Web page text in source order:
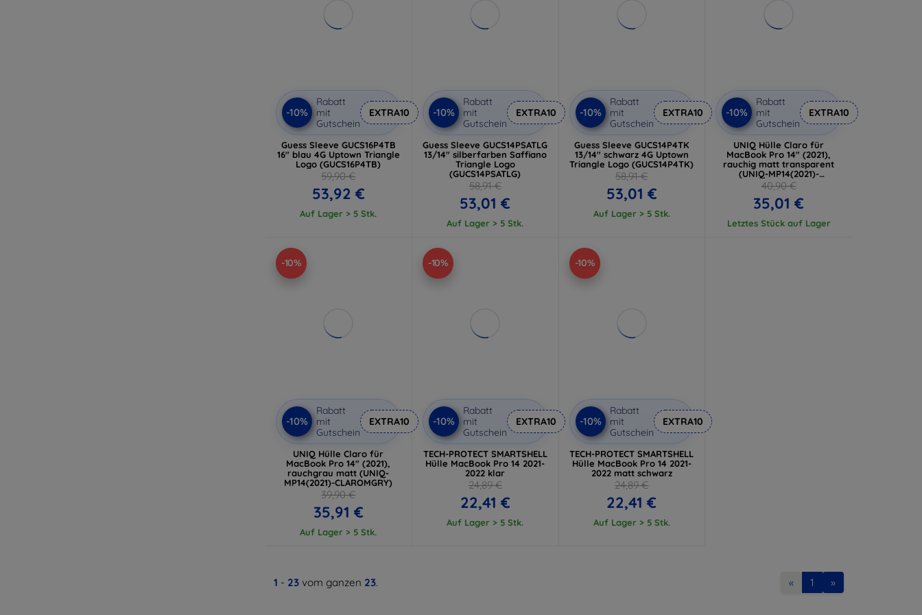
-10%
Rabatt
mit
Gutschein
EXTRA10
Guess Sleeve GUCS16P4TB
16" blau 4G Uptown Triangle
Logo (GUCS16P4TB)
59,90 €
53,92 €
Auf Lager > 5 Stk.
-10%
Rabatt
mit
Gutschein
EXTRA10
Guess Sleeve GUCS14PSATLG
13/14" silberfarben Saffiano
Triangle Logo
(GUCS14PSATLG)
58,91 €
53,01 €
Auf Lager > 5 Stk.
-10%
Rabatt
mit
Gutschein
EXTRA10
Guess Sleeve GUCS14P4TK
13/14" schwarz 4G Uptown
Triangle Logo (GUCS14P4TK)
58,91 €
53,01 €
Auf Lager > 5 Stk.
-10%
Rabatt
mit
Gutschein
EXTRA10
UNIQ Hülle Claro für
MacBook Pro 14" (2021),
rauchig matt transparent
(UNIQ-MP14(2021)-
CLAROMCLR)
40,90 €
35,01 €
Letztes Stück auf Lager
-10%
-10%
Rabatt
mit
Gutschein
EXTRA10
UNIQ Hülle Claro für
MacBook Pro 14" (2021),
rauchgrau matt (UNIQ-
MP14(2021)-CLAROMGRY)
39,90 €
35,91 €
Auf Lager > 5 Stk.
-10%
-10%
Rabatt
mit
Gutschein
EXTRA10
TECH-PROTECT SMARTSHELL
Hülle MacBook Pro 14 2021-
2022 klar
24,89 €
22,41 €
Auf Lager > 5 Stk.
-10%
-10%
Rabatt
mit
Gutschein
EXTRA10
TECH-PROTECT SMARTSHELL
Hülle MacBook Pro 14 2021-
2022 matt schwarz
24,89 €
22,41 €
Auf Lager > 5 Stk.
1 - 23 vom ganzen 23. « 1 »